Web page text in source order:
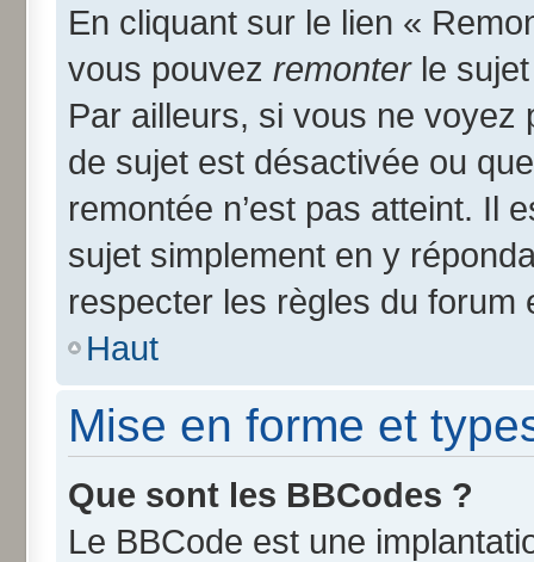
En cliquant sur le lien «
vous pouvez remonterle sujet
Par ailleurs, si vous ne voyez
de sujet est désactivée ou
remontée n’est pas atteint. Il
sujet simplement en y
respecter les règles du forum
Haut
Mise en forme et
Que sont les BBCodes ?
Le BBCode est une